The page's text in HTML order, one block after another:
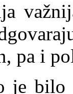
v
pa i
je